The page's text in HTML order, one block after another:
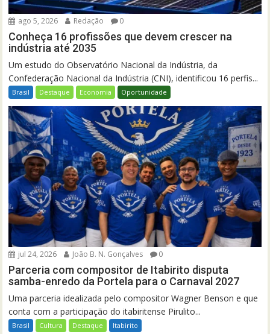
ago 5, 2026 Redação 0
Conheça 16 profissões que devem crescer na
indústria até 2035
Um estudo do Observatório Nacional da Indústria, da
Confederação Nacional da Indústria (CNI), identificou 16 perfis...
Brasil Destaque Economia Oportunidade
jul 24, 2026 João B. N. Gonçalves 0
Parceria com compositor de Itabirito disputa
samba-enredo da Portela para o Carnaval 2027
Uma parceria idealizada pelo compositor Wagner Benson e que
conta com a participação do itabiritense Pirulito...
Brasil Cultura Destaque Itabirito